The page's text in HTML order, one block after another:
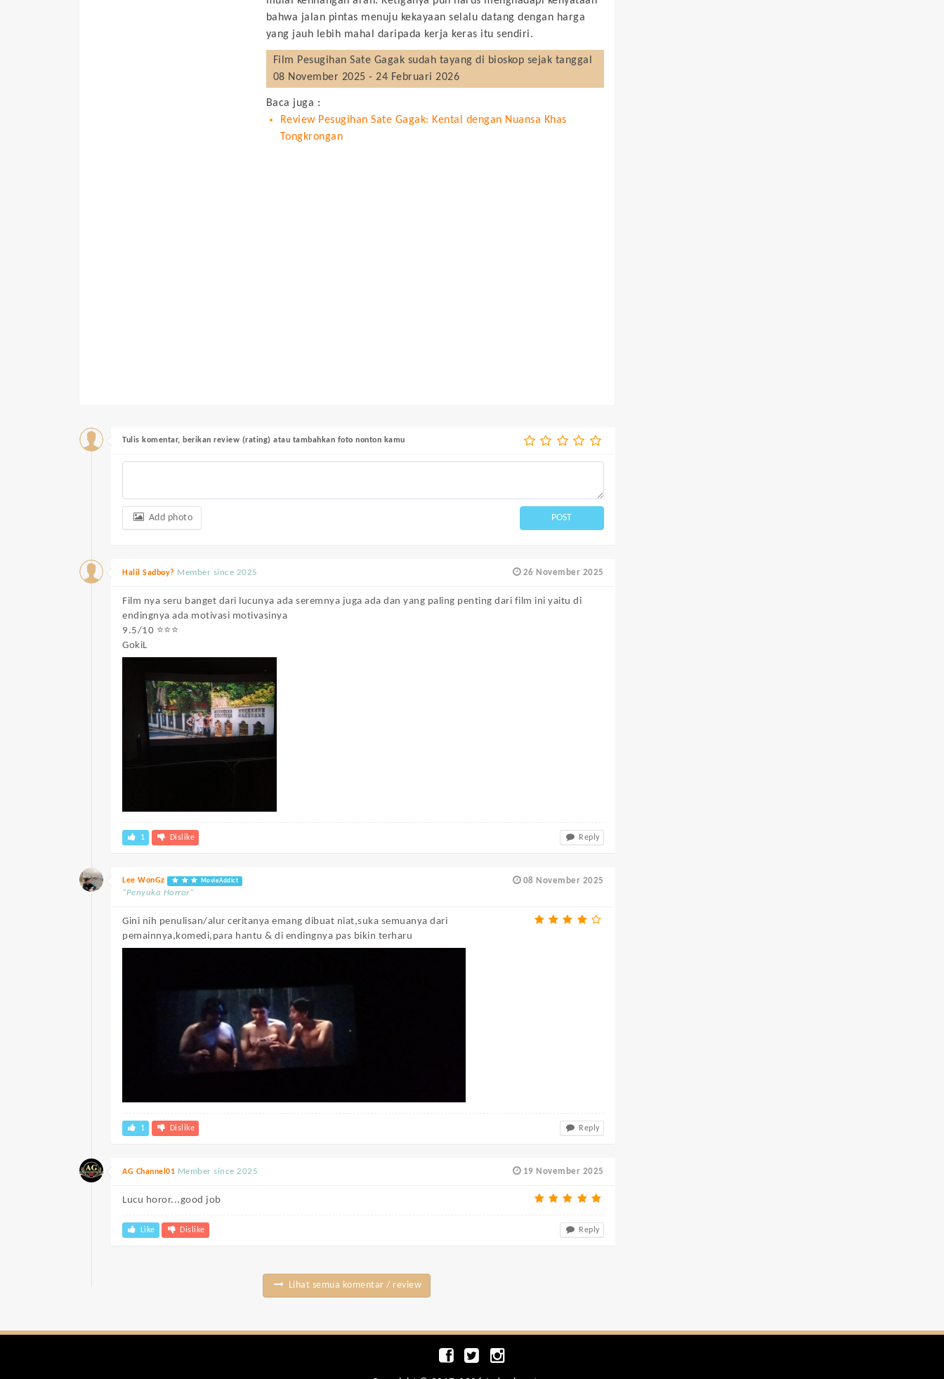
bahwa jalan pintas menuju kekayaan selalu datang dengan harga
yang jauh lebih mahal daripada kerja keras itu sendiri.
Film Pesugihan Sate Gagak sudah tayang di bioskop sejak tanggal
08 November 2025 - 24 Februari 2026
Baca juga :
Review Pesugihan Sate Gagak: Kental dengan Nuansa Khas
Tongkrongan
Tulis komentar, berikan review (rating) atau tambahkan foto nonton kamu
Add photo POST
26 November 2025
Halil Sadboy? Member since 2025
Film nya seru banget dari lucunya ada seremnya juga ada dan yang paling penting dari film ini yaitu di
endingnya ada motivasi motivasinya
9.5/10 ⭐⭐⭐
GokiL
1 Dislike Reply
08 November 2025
Lee WonGz MovieAddict
“Penyuka Horror”
Gini nih penulisan/alur ceritanya emang dibuat niat,suka semuanya dari
pemainnya,komedi,para hantu & di endingnya pas bikin terharu
1 Dislike Reply
19 November 2025
AG Channel01 Member since 2025
Lucu horor...good job
Like Dislike Reply
Lihat semua komentar / review